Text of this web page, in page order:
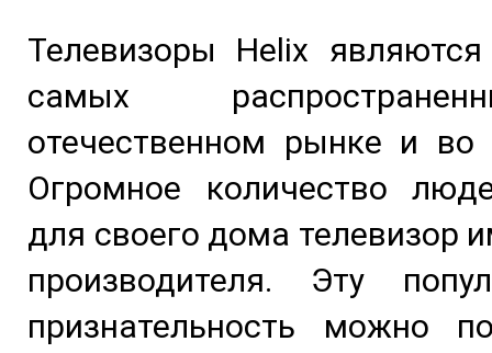
Телевизоры Helix
самых
отечественном рынке и
Огромное количество
для своего дома телевизор
производителя. Эту
признательность можно